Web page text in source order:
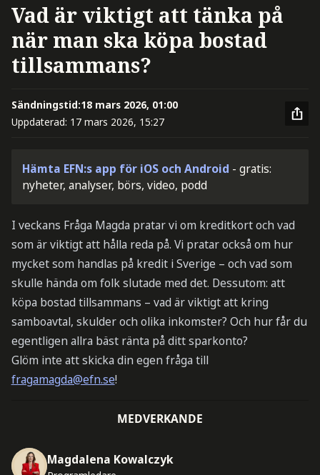
Vad är viktigt att tänka på
när man ska köpa bostad
tillsammans?
Sändningstid:18 mars 2026, 01:00
Uppdaterad: 17 mars 2026, 15:27
Hämta EFN:s app för iOS och Android - gratis:
nyheter, analyser, börs, video, podd
I veckans Fråga Magda pratar vi om kreditkort och vad
som är viktigt att hålla reda på. Vi pratar också om hur
mycket som handlas på kredit i Sverige – och vad som
skulle hända om folk slutade med det. Dessutom: att
köpa bostad tillsammans – vad är viktigt att kring
samboavtal, skulder och olika inkomster? Och hur får du
egentligen allra bäst ränta på ditt sparkonto?
Glöm inte att skicka din egen fråga till
fragamagda@efn.se!
MEDVERKANDE
Magdalena Kowalczyk